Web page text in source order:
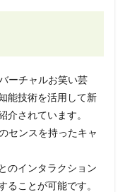
ーチャルお笑い芸
能技術を活用して新
介されています。
センスを持ったキャ
のインタラクション
ることが可能です。